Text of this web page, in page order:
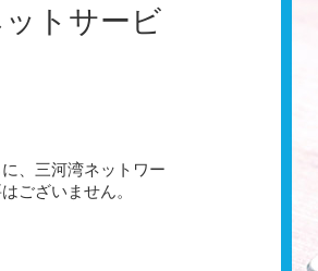
トサービ
、三河湾ネットワー
ございません。